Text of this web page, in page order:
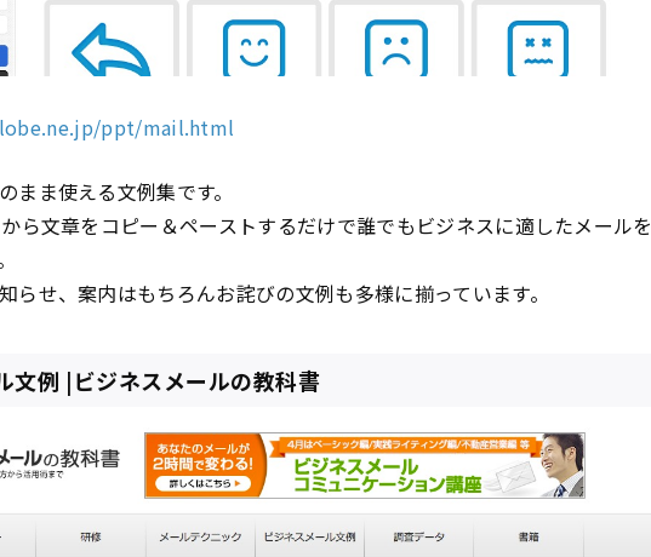
ppt/mail.html
まま使える文例集です。
ら文章をコピー＆ペーストするだけで誰でもビジネスに適したメールを
らせ、案内はもちろんお詫びの文例も多様に揃っています。
文例 |ビジネスメールの教科書